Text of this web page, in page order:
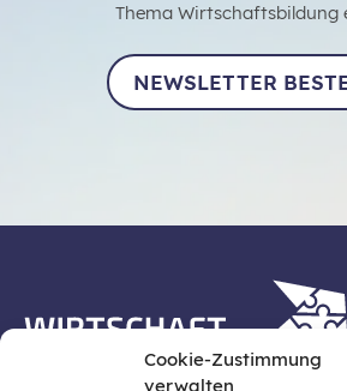
Cookie-Zustimmung
verwalten
Thema Wirtschaftsbildung
NEWSLETTER